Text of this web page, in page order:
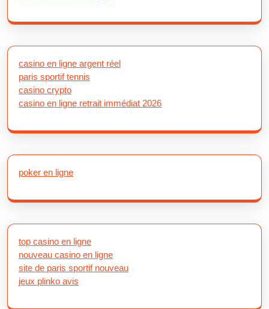
casino en ligne argent réel
paris sportif tennis
casino crypto
casino en ligne retrait immédiat 2026
poker en ligne
top casino en ligne
nouveau casino en ligne
site de paris sportif nouveau
jeux plinko avis